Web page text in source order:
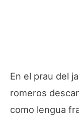
En el prau del
romeros
como lengua